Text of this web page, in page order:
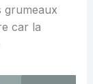
grumeaux
car la